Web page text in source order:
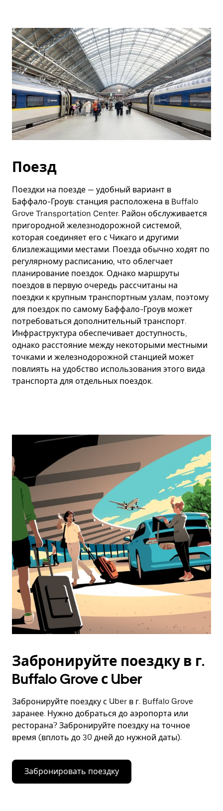
Поезд
Поездки на поезде — удобный вариант в
Баффало-Гроув: станция расположена в Buffalo
Grove Transportation Center. Район обслуживается
пригородной железнодорожной системой,
которая соединяет его с Чикаго и другими
близлежащими местами. Поезда обычно ходят по
регулярному расписанию, что облегчает
планирование поездок. Однако маршруты
поездов в первую очередь рассчитаны на
поездки к крупным транспортным узлам, поэтому
для поездок по самому Баффало-Гроув может
потребоваться дополнительный транспорт.
Инфраструктура обеспечивает доступность,
однако расстояние между некоторыми местными
точками и железнодорожной станцией может
повлиять на удобство использования этого вида
транспорта для отдельных поездок.
Забронируйте поездку в г.
Buffalo Grove с Uber
Забронируйте поездку с Uber в г. Buffalo Grove
заранее. Нужно добраться до аэропорта или
ресторана? Забронируйте поездку на точное
время (вплоть до 30 дней до нужной даты).
Забронировать поездку